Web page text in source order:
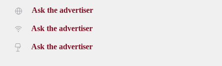
Ask the advertiser
Ask the advertiser
Ask the advertiser